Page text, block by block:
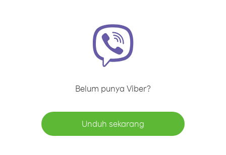
Belum punya Viber?
Unduh sekarang